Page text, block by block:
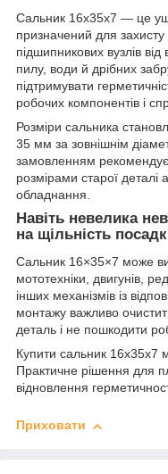
Сальник 16х35х7 — це
призначений для захисту
підшипникових вузлів
пилу, води й дрібних
підтримувати
робочих компонентів і
Розміри сальника
35 мм за зовнішнім
замовленням
розмірами старої деталі
обладнання.
Навіть невелика
на щільність
Сальник 16×35×7 може
мототехніки, двигунів,
інших механізмів із
монтажу важливо
деталь і не пошкодити
Купити сальник 16х35х7
Практичне рішення для
відновлення
Приховати